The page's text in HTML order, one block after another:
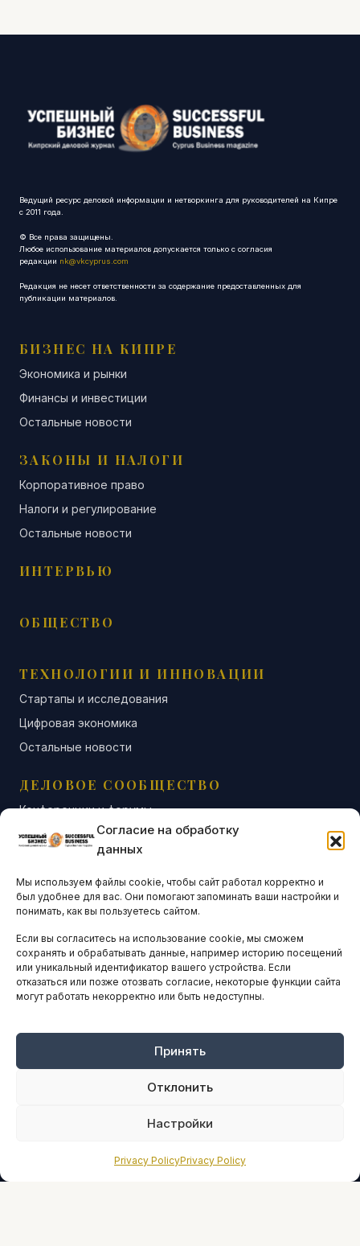
Согласие на обработку
данных
Мы используем файлы cookie, чтобы сайт работал корректно и
был удобнее для вас. Они помогают запоминать ваши настройки и
понимать, как вы пользуетесь сайтом.
Если вы согласитесь на использование cookie, мы сможем
сохранять и обрабатывать данные, например историю посещений
или уникальный идентификатор вашего устройства. Если
отказаться или позже отозвать согласие, некоторые функции сайта
могут работать некорректно или быть недоступны.
Принять
Отклонить
Настройки
Privacy PolicyPrivacy Policy
Ведущий ресурс деловой информации и нетворкинга для руководителей на Кипре
с 2011 года.
© Все права защищены.
Любое использование материалов допускается только с согласия
редакции nk@vkcyprus.com
Редакция не несет ответственности за содержание предоставленных для
публикации материалов.
БИЗНЕС НА КИПРЕ
Экономика и рынки
Финансы и инвестиции
Остальные новости
ЗАКОНЫ И НАЛОГИ
Корпоративное право
Налоги и регулирование
Остальные новости
ИНТЕРВЬЮ
ОБЩЕСТВО
ТЕХНОЛОГИИ И ИННОВАЦИИ
Стартапы и исследования
Цифровая экономика
Остальные новости
ДЕЛОВОЕ СООБЩЕСТВО
Конференции и форумы
Бизнес-клубы и ассоциации
Остальные новости
АНАЛИТИКА И СТАТИСТИКА
ARTICLES IN ENGLISH
НАВИГАЦИЯ
Оплата онлайн